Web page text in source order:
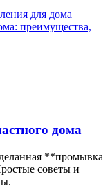
для дома
преимущества,
дома
**промывка
советы и